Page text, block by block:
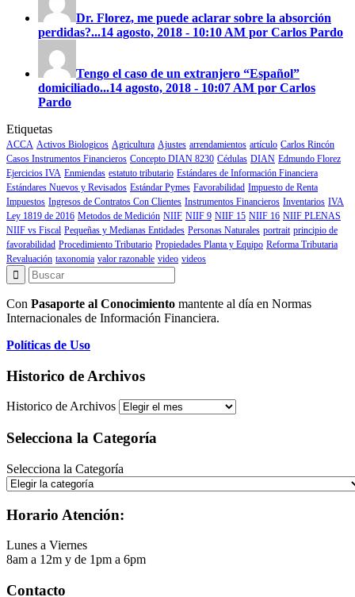
Dr. Florez, me puede aclarar sobre la absorción
perdidas?...14 agosto, 2018 - 10:10 AM por Carlos Pardo
Tengo el caso de un extranjero “Español”
domiciliado...14 agosto, 2018 - 10:07 AM por Carlos
Pardo
Etiquetas
ACCA Activos Biologicos Agricultura Ajustes arrendamientos artículo Carlos Rincón
Casos Instrumentos Financieros Concepto DIAN 8230 Cédulas DIAN Edmundo Florez
Ejercicios IVA Enmiendas estatuto tributario Estándares de Información Financiera
Estándares Nuevos y Revisados Estándar Pymes Favorabilidad Impuesto de Renta
Impuestos Ingresos de Contratos Con Clientes Instrumentos Financieros Inventarios IVA
Ley 1819 de 2016 Metodos de Medición NIIF NIIF 9 NIIF 15 NIIF 16 NIIF PLENAS
NIIF vs Fiscal Pequeñas y Medianas Entidades Personas Naturales portrait principio de
favorabilidad Procedimiento Tributario Propiedades Planta y Equipo Reforma Tributaria
Revaluación taxonomia valor razonable video videos
Con Pasaporte al Conocimiento mantente al día en Normas
Internacionales de Información Financiera.
Políticas de Uso
Historico de Archivos
Historico de Archivos
Selecciona la Categoría
Selecciona la Categoría
Horario Atención:
Lunes a Viernes
8am a 12m y de 1pm a 6pm
Contacto